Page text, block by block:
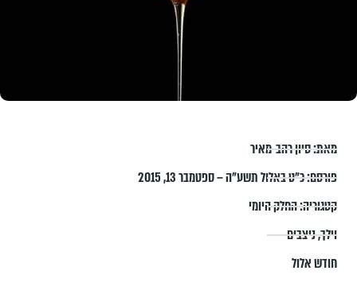
מאת:סיון רהב-מאיר
פורסם:כ״ט באלול תשע״ה – ספטמבר 13, 2015
קטגוריה:החלק היומי
וילך,ניצבים
חודש אלול